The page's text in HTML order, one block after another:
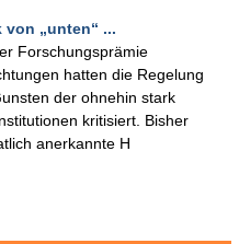
„unten“ ...
Forschungsprämie
hatten die Regelung
der ohnehin stark
kritisiert. Bisher
anerkannte H